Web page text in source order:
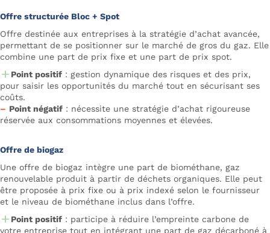
Offre structurée Bloc + Spot
Offre destinée aux entreprises à la stratégie d’achat avancée,
permettant de se positionner sur le marché de gros du gaz. Elle
combine une part de prix fixe et une part de prix spot.
Point positif: gestion dynamique des risques et des prix,
pour saisir les opportunités du marché tout en sécurisant ses
coûts.
– Point négatif : nécessite une stratégie d’achat rigoureuse
réservée aux consommations moyennes et élevées.
Offre de biogaz
Une offre de biogaz intègre une part de biométhane, gaz
renouvelable produit à partir de déchets organiques. Elle peut
être proposée à prix fixe ou à prix indexé selon le fournisseur
et le niveau de biométhane inclus dans l’offre.
Point positif: participe à réduire l’empreinte carbone de
votre entreprise tout en intégrant une part de gaz décarboné à